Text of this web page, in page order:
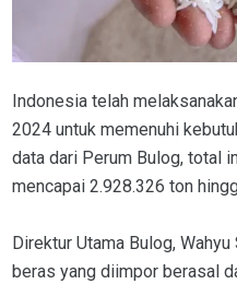
Indonesia telah
2024 untuk memenuhi
data dari Perum Bulog, total
mencapai 2.928.326 ton
Direktur Utama Bulog,
beras yang diimpor berasal